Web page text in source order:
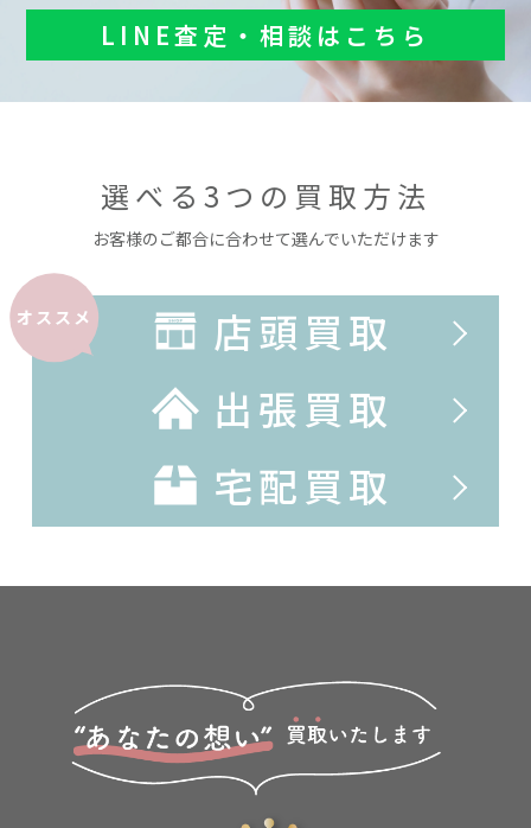
LINE査定・相談はこちら
選べる3つの買取方法
お客様のご都合に合わせて選んでいただけます
オススメ
店頭買取
出張買取
宅配買取